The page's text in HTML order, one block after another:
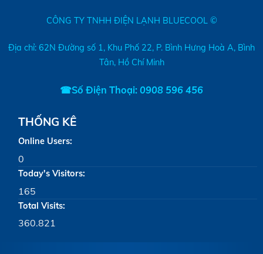
CÔNG TY TNHH ĐIỆN LẠNH BLUECOOL ©
Địa chỉ: 62N Đường số 1, Khu Phố 22, P. Bình Hưng Hoà A, Bình
Tân, Hồ Chí Minh
☎Số Điện Thoại: 0908 596 456
THỐNG KÊ
Online Users:
0
Today's Visitors:
165
Total Visits:
360.821